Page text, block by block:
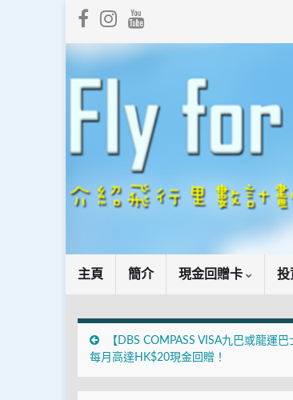
主頁 簡介 現金回贈卡 投
【DBS COMPASS VISA九巴或龍運巴
每月高達HK$20現金回贈！